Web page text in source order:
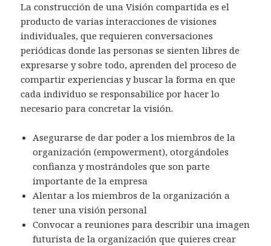
La construcción de una Visión compartida es el
producto de varias interacciones de visiones
individuales, que requieren conversaciones
periódicas donde las personas se sienten libres de
expresarse y sobre todo, aprenden del proceso de
compartir experiencias y buscar la forma en que
cada individuo se responsabilice por hacer lo
necesario para concretar la visión.
Asegurarse de dar poder a los miembros de la
organización (empowerment), otorgándoles
confianza y mostrándoles que son parte
importante de la empresa
Alentar a los miembros de la organización a
tener una visión personal
Convocar a reuniones para describir una imagen
futurista de la organización que quieres crear